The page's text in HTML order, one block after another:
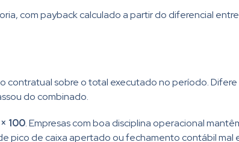
com payback calculado a partir do diferencial
sobre o total executado no período.
do combinado.
100. Empresas com boa disciplina operacional
pico de caixa apertado ou fechamento contábil mal